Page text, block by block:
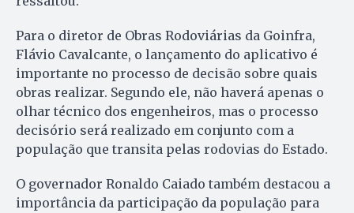
Para o diretor de Obras Rodoviárias da Goinfra,
Flávio Cavalcante, o lançamento do aplicativo é
importante no processo de decisão sobre quais
obras realizar. Segundo ele, não haverá apenas o
olhar técnico dos engenheiros, mas o processo
decisório será realizado em conjunto com a
população que transita pelas rodovias do Estado.
O governador Ronaldo Caiado também destacou a
importância da participação da população para